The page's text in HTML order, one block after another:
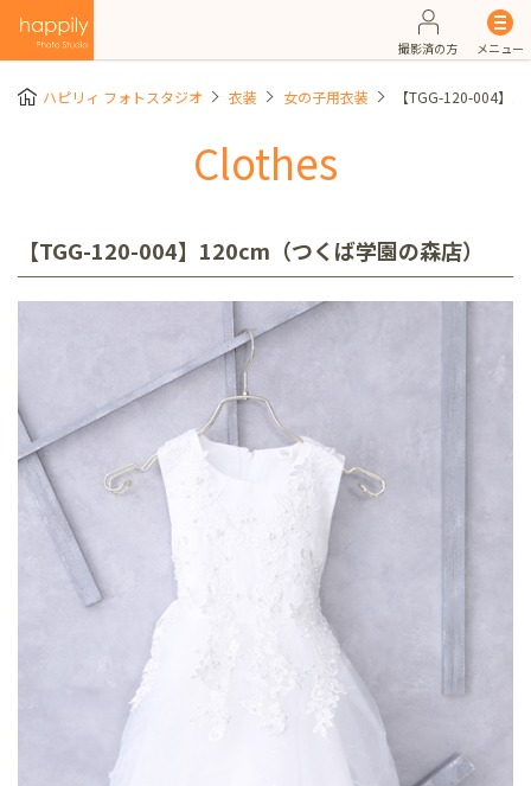
撮影済の方 メニュー
ハピリィ フォトスタジオ 衣装 女の子用衣装 【TGG-120-004】
Clothes
【TGG-120-004】120cm（つくば学園の森店）